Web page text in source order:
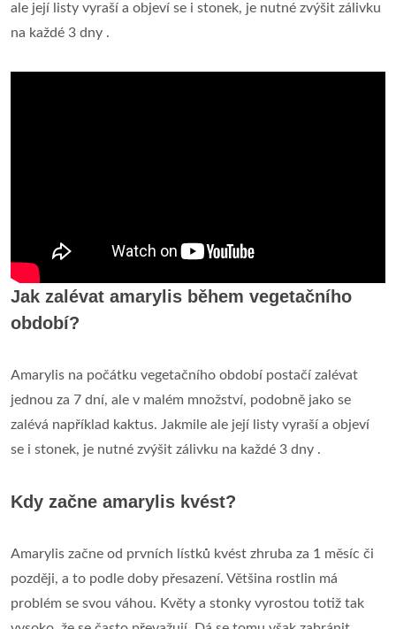
ale její listy vyraší a objeví se i stonek, je nutné zvýšit zálivku
na každé 3 dny .
Jak zalévat amarylis během vegetačního
období?
Amarylis na počátku vegetačního období postačí zalévat
jednou za 7 dní, ale v malém množství, podobně jako se
zalévá například kaktus. Jakmile ale její listy vyraší a objeví
se i stonek, je nutné zvýšit zálivku na každé 3 dny .
Kdy začne amarylis kvést?
Amarylis začne od prvních lístků kvést zhruba za 1 měsíc či
později, a to podle doby přesazení. Většina rostlin má
problém se svou váhou. Květy a stonky vyrostou totiž tak